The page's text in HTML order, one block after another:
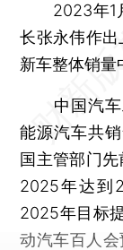
2023年1月
长张永伟作
新车整体销量
中国汽车
能源汽车共
国主管部门
2025年达到
2025年目标
动汽车百人